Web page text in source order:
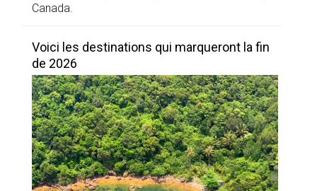
Canada.
Voici les destinations qui marqueront la fin
de 2026